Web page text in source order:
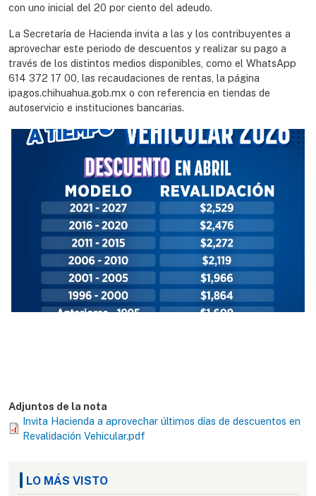
con uno inicial del 20 por ciento del adeudo.
La Secretaría de Hacienda invita a las y los contribuyentes a
aprovechar este periodo de descuentos y realizar su pago a
través de los distintos medios disponibles, como el WhatsApp
614 372 17 00, las recaudaciones de rentas, la página
ipagos.chihuahua.gob.mx o con referencia en tiendas de
autoservicio e instituciones bancarias.
Adjuntos de la nota
Invita Hacienda a aprovechar últimos días de descuentos en
Revalidación Vehicular.pdf
LO MÁS VISTO